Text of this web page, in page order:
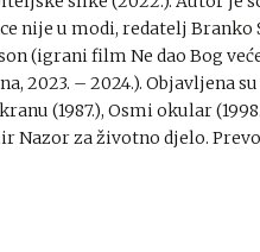
nije u modi, redatelj Branko
(igrani film Ne dao Bog
2023. – 2024.). Objavljena
(1987.), Osmi okular
Nazor za životno djelo.